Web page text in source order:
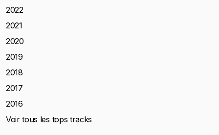
2022
2021
2020
2019
2018
2017
2016
Voir tous les tops tracks